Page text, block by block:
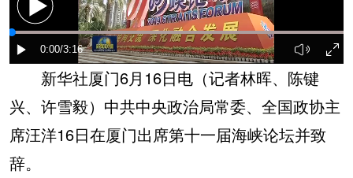
新华社厦门6月16日电（记者林晖、陈键
兴、许雪毅）中共中央政治局常委、全国政协主
席汪洋16日在厦门出席第十一届海峡论坛并致
辞。